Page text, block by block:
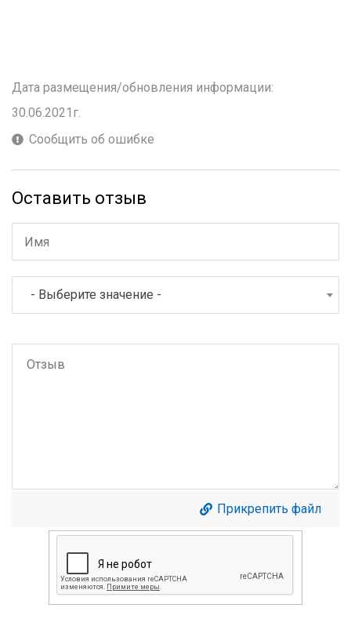
Дата размещения/обновления информации:
30.06.2021г.
Сообщить об ошибке
Оставить отзыв
- Выберите значение -
Прикрепить файл